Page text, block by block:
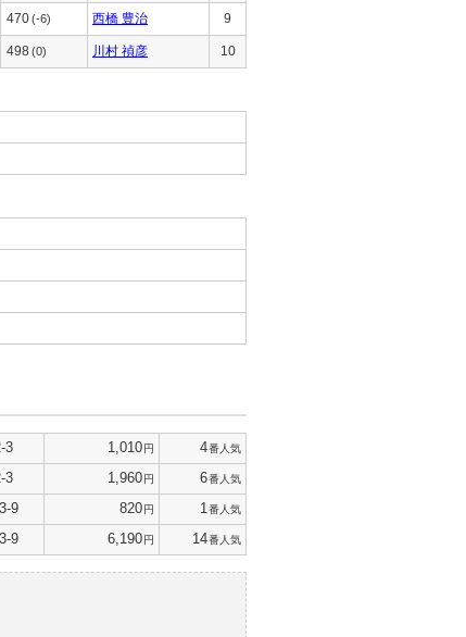
470(-6) 西橋 豊治 9
498 (0) 川村 禎彦 10
3 1,010円 4番人気
3 1,960円 6番人気
9 820円 1 番人気
9 6,190円 14番人気